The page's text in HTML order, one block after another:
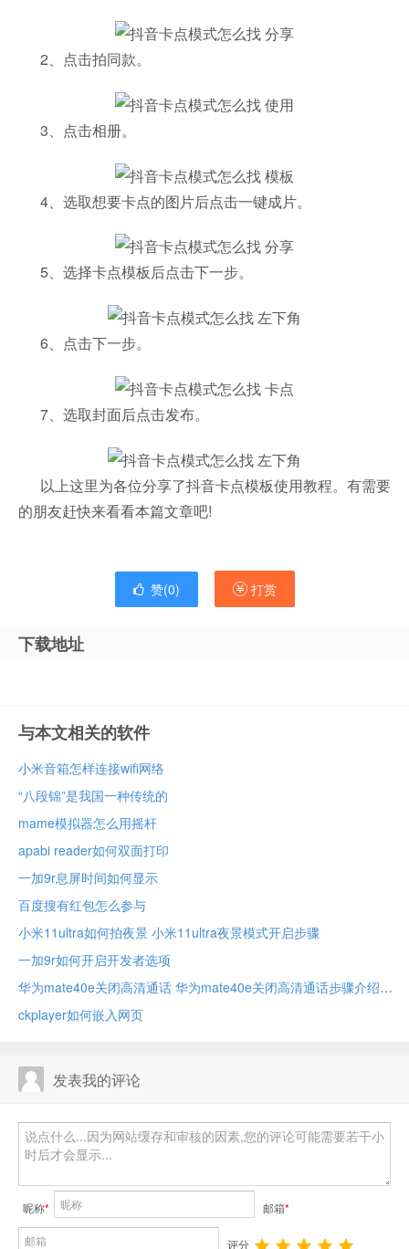
2、点击拍同款。
3、点击相册。
4、选取想要卡点的图片后点击一键成片。
5、选择卡点模板后点击下一步。
6、点击下一步。
7、选取封面后点击发布。
以上这里为各位分享了抖音卡点模板使用教程。有需要
的朋友赶快来看看本篇文章吧!
赞(0) 打赏
下载地址
与本文相关的软件
小米音箱怎样连接wifi网络
“八段锦”是我国一种传统的
mame模拟器怎么用摇杆
apabi reader如何双面打印
一加9r息屏时间如何显示
百度搜有红包怎么参与
小米11ultra如何拍夜景 小米11ultra夜景模式开启步骤
一加9r如何开启开发者选项
华为mate40e关闭高清通话 华为mate40e关闭高清通话步骤介绍
ckplayer如何嵌入网页
发表我的评论
昵称* 邮箱*
评分